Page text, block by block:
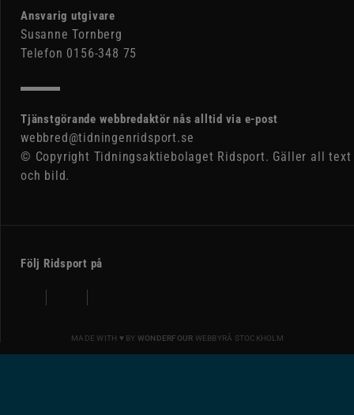
Ansvarig utgivare
Susanne Tornberg
Telefon 0156-348 75
Tjänstgörande webbredaktör nås alltid via e-post
webbred@tidningenridsport.se
© Copyright Tidningsaktiebolaget Ridsport. Gäller all text
och bild.
Följ Ridsport på
MADE WITH ♥ BY WONDERFOUR WEBBYRÅ STOCKHOLM